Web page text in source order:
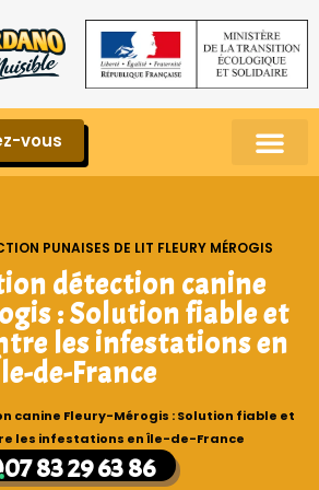
vous
PUNAISES DE LIT FLEURY MÉROGIS
détection canine
: Solution fiable et
les infestations en
de-France
canine Fleury-Mérogis : Solution fiable et
les infestations en Île-de-France
07 83 29 63 86